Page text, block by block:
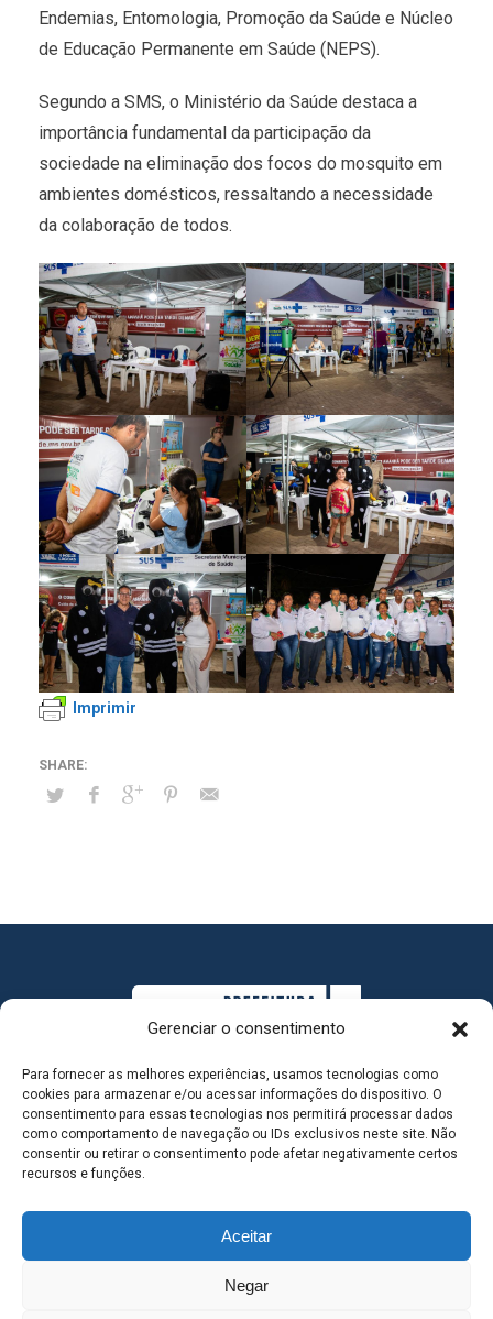
Gerenciar o consentimento
Para fornecer as melhores experiências, usamos tecnologias como
cookies para armazenar e/ou acessar informações do dispositivo. O
consentimento para essas tecnologias nos permitirá processar dados
como comportamento de navegação ou IDs exclusivos neste site. Não
consentir ou retirar o consentimento pode afetar negativamente certos
recursos e funções.
Aceitar
Negar
Endemias, Entomologia, Promoção da Saúde e Núcleo
de Educação Permanente em Saúde (NEPS).
Segundo a SMS, o Ministério da Saúde destaca a
importância fundamental da participação da
sociedade na eliminação dos focos do mosquito em
ambientes domésticos, ressaltando a necessidade
da colaboração de todos.
Imprimir
MAPA DO SITE
SEDE DO ADMINISTRATIVO MUNICIPAL - Avenida